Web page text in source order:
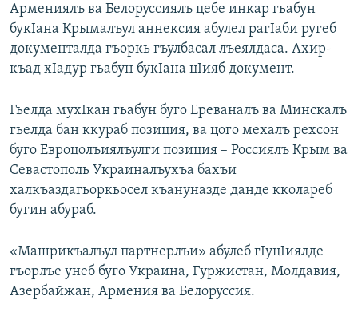
СОЦИАЛЬНЫЕ СЕТИ
Все сайты РСЕ/РС
Армениялъ ва Белоруссиялъ цебе инкар гьабун
букIана Крымалъул аннексия абулел рагIаби ругеб
документалда гъоркь гъулбасал лъеялдаса. Ахир-
къад хIадур гьабун букIана цIияб документ.
Гьелда мухIкан гьабун буго Ереваналъ ва Минскалъ
гьелда бан ккураб позиция, ва цого мехалъ рехсон
буго Евроцолъиялъулги позиция – Россиялъ Крым ва
Севастополь Украиналъухъа бахъи
халкъаздагьоркьосел къануназде данде кколареб
бугин абураб.
«Машрикъалъул партнерлъи» абулеб гIуцIиялде
гъорлъе унеб буго Украина, Гуржистан, Молдавия,
Азербайжан, Армения ва Белоруссия.